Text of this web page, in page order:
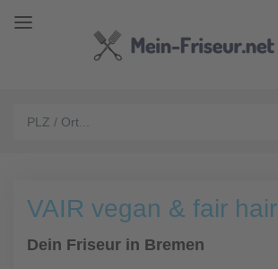
VAIR vegan & fair hair
Dein Friseur in Bremen